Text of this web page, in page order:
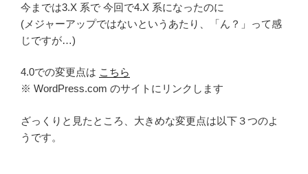
今までは3.X 系で 今回で4.X 系になったのに
(メジャーアップではないというあたり、「ん？」って感
じですが…)
4.0での変更点は こちら
※ WordPress.com のサイトにリンクします
ざっくりと見たところ、大きめな変更点は以下３つのよ
うです。